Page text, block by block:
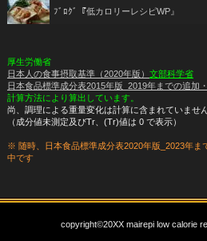
ﾌﾞﾛｸﾞ 『低カロリーレシピWP』
厚生労働省
日本人の食事摂取基準（2020年版） 文部科学省
日本食品標準成分表2015年版_2019年までの追加
計算方法により算出しています。
尚、調理による重量変化は計算に含まれていません
（成分値未測定及びTr、(Tr)値は 0 で表示）
※ 随時、日本食品標準成分表2020年版_2023年ま
中です
copyright©20XX mairepi low calorie